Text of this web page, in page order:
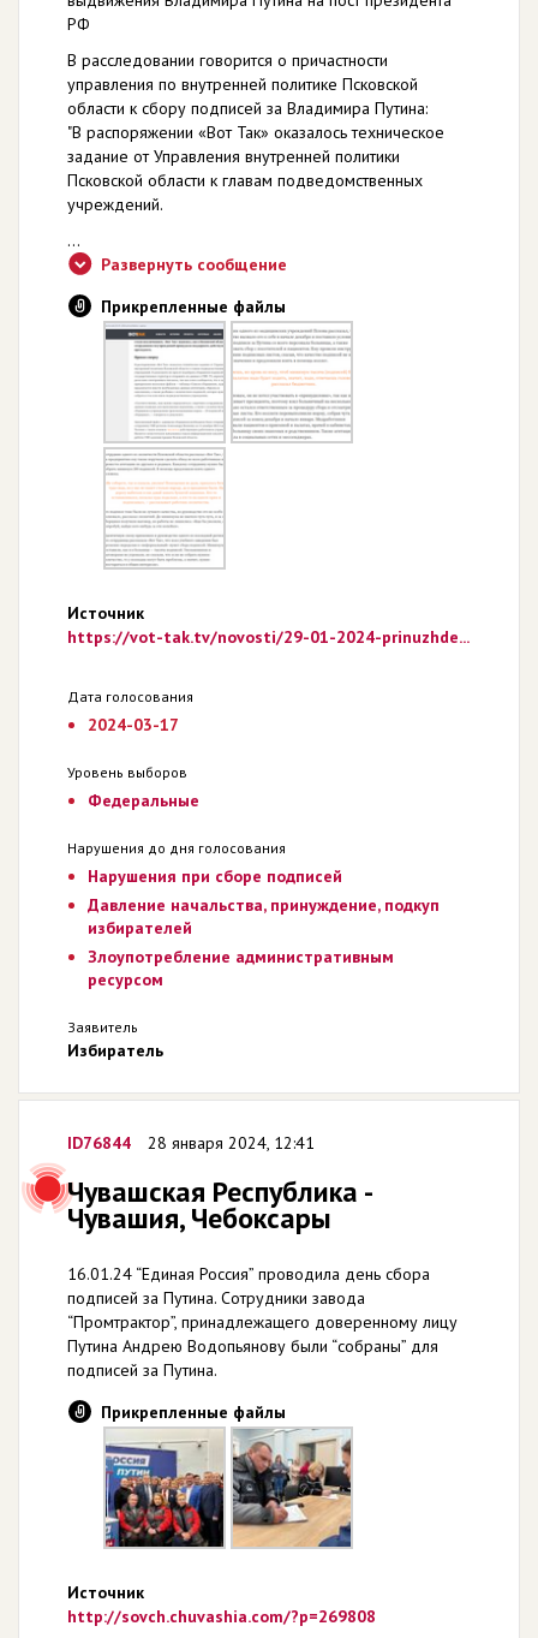
РФ
В расследовании говорится о причастности
управления по внутренней политике Псковской
области к сбору подписей за Владимира Путина:
"В распоряжении «Вот Так» оказалось техническое
задание от Управления внутренней политики
Псковской области к главам подведомственных
учреждений.
...
Развернуть сообщение
Прикрепленные файлы
Источник
https://vot-tak.tv/novosti/29-01-2024-prinuzhde...
Дата голосования
2024-03-17
Уровень выборов
Федеральные
Нарушения до дня голосования
Нарушения при сборе подписей
Давление начальства, принуждение, подкуп
избирателей
Злоупотребление административным
ресурсом
Заявитель
Избиратель
ID76844 28 января 2024, 12:41
Чувашская Республика -
Чувашия, Чебоксары
16.01.24 “Единая Россия” проводила день сбора
подписей за Путина. Сотрудники завода
“Промтрактор”, принадлежащего доверенному лицу
Путина Андрею Водопьянову были “собраны” для
подписей за Путина.
Прикрепленные файлы
Источник
http://sovch.chuvashia.com/?p=269808